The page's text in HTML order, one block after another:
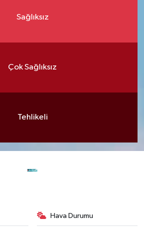
Sağlıksız
Çok Sağlıksız
Tehlikeli
Hava Durumu